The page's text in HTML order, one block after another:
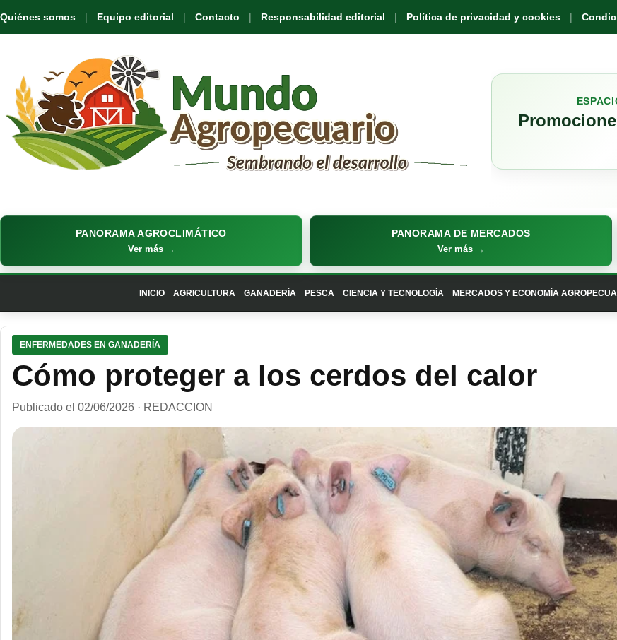
Quiénes somos Equipo editorial Contacto Responsabilidad editorial Política de privacidad y cookies
PANORAMA AGROCLIMÁTICO
Ver más →
PANORAMA DE MERCADOS
Ver más →
INICIO AGRICULTURA GANADERÍA PESCA CIENCIA Y TECNOLOGÍA MERCADOS Y ECONOMÍA
ENFERMEDADES EN GANADERÍA
Cómo proteger a los cerdos del calor
Publicado el 02/06/2026 · REDACCION